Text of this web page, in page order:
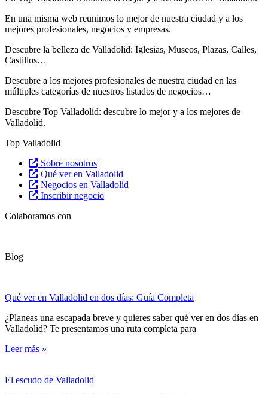
En una misma web reunimos lo mejor de nuestra ciudad y a los
mejores profesionales, negocios y empresas.
Descubre la belleza de Valladolid: Iglesias, Museos, Plazas, Calles,
Castillos…
Descubre a los mejores profesionales de nuestra ciudad en las
múltiples categorías de nuestros listados de negocios…
Descubre Top Valladolid: descubre lo mejor y a los mejores de
Valladolid.
Top Valladolid
Sobre nosotros
Qué ver en Valladolid
Negocios en Valladolid
Inscribir negocio
Colaboramos con
Blog
Qué ver en Valladolid en dos días: Guía Completa
¿Planeas una escapada breve y quieres saber qué ver en dos días en
Valladolid? Te presentamos una ruta completa para
Leer más »
El escudo de Valladolid